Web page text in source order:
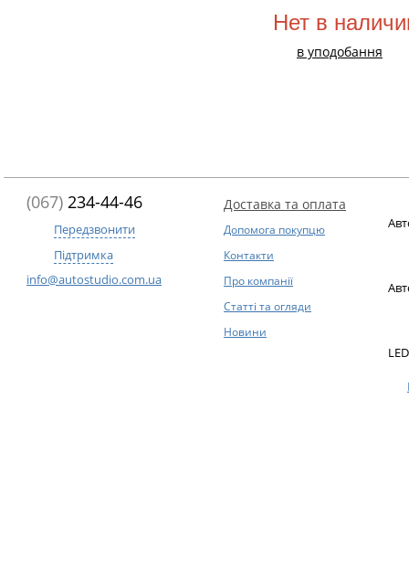
Нет в
в уподобання
(067) 234-44-46
Передзвонити
Підтримка
info@autostudio.com.ua
Доставка та оплата
Допомога покупцю
Контакти
Про компанії
Статті та огляди
Новини